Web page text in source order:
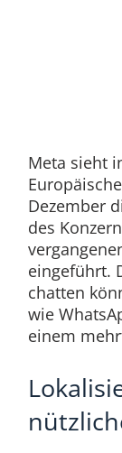
Meta sieht
Dezember
des
eingeführt.
chatten
wie
einem